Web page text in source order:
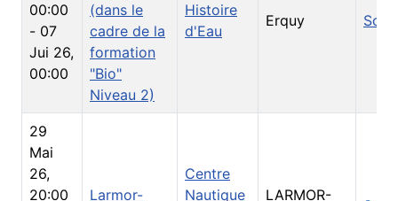
00:00
- 07
Jui 26,
00:00
(dans le
cadre de la
formation
"Bio"
Niveau 2)
Histoire
d'Eau
Erquy
29
Mai
26,
20:00
Larmor-
Centre
Nautique
LARMOR-